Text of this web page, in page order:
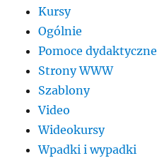
Kursy
Ogólnie
Pomoce dydaktyczne
Strony WWW
Szablony
Video
Wideokursy
Wpadki i wypadki